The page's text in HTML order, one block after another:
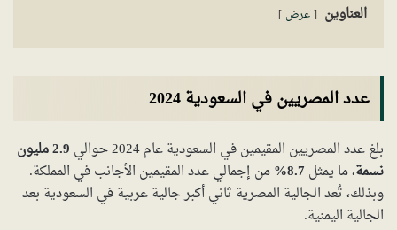
العناوين عرض
عدد المصريين في السعودية 2024
بلغ عدد المصريين المقيمين في السعودية عام 2024 حوالي
2.9 مليون
نسمة، ما يمثل 8.7%
من إجمالي عدد المقيمين الأجانب في المملكة.
وبذلك، تُعد الجالية المصرية ثاني أكبر جالية عربية في السعودية بعد
الجالية اليمنية.